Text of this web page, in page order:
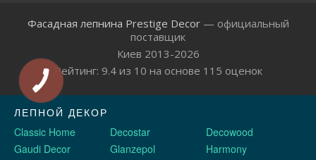
Фасадная лепнина Prestige Decor— официальный
поставщик
Киев 2013-2026
Рейтинг: 9.4из 10 на основе 115 оценок
ЛЕПНОЙ ДЕКОР
Classic Home
Decostar
Decowood
Gaudi Decor
Glanzepol
Harmony